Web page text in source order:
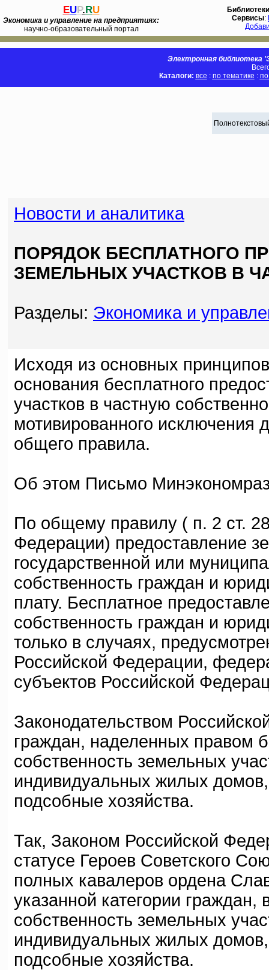
EUP.RU
Экономика и управление на предприятиях:
научно-образовательный портал
Библиотеки
Сервисы:
Электронная библиотека
Каталоги: все : по тематике :
Новости и аналитика
ПОРЯДОК БЕСПЛАТНОГО
ЗЕМЕЛЬНЫХ УЧАСТКОВ В
Разделы: Экономика и
Исходя из основных
основания бесплатного
участков в частную
мотивированного исключения
общего правила.
Об этом Письмо
По общему правилу ( п. 2 ст.
Федерации) предоставление
государственной или
собственность граждан и
плату. Бесплатное
собственность граждан и
только в случаях,
Российской Федерации,
субъектов Российской
Законодательством
граждан, наделенных правом
собственность земельных
индивидуальных жилых
подсобные хозяйства.
Так, Законом Российской
статусе Героев Советского
полных кавалеров ордена
указанной категории граждан,
собственность земельных
индивидуальных жилых
подсобные хозяйства.